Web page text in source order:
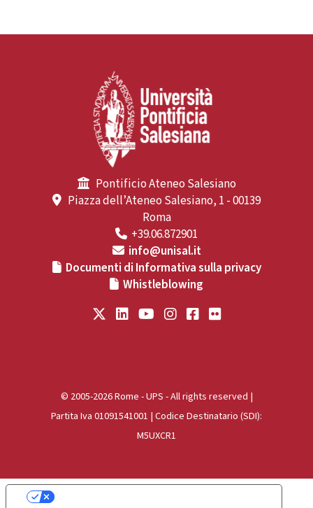
Pontificio Ateneo Salesiano
Piazza dell’Ateneo Salesiano, 1 - 00139
Roma
+39.06.872901
info@unisal.it
Documenti di Informativa sulla privacy
Whistleblowing
© 2005-2026 Rome - UPS - All rights reserved |
Partita Iva 01091541001 | Codice Destinatario (SDI):
M5UXCR1
Le tue preferenze relative alla privacy